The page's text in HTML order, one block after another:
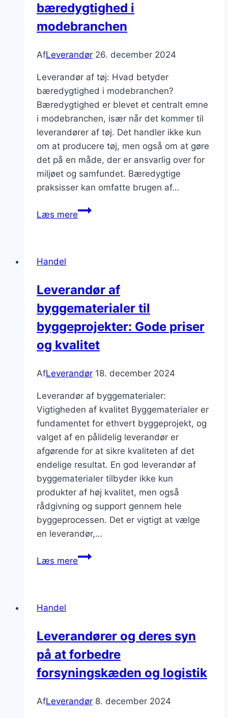
bæredygtighed i
modebranchen
AfLeverandør 26. december 2024
Leverandør af tøj: Hvad betyder
bæredygtighed i modebranchen?
Bæredygtighed er blevet et centralt emne
i modebranchen, især når det kommer til
leverandører af tøj. Det handler ikke kun
om at producere tøj, men også om at gøre
det på en måde, der er ansvarlig over for
miljøet og samfundet. Bæredygtige
praksisser kan omfatte brugen af…
Læs mereLeverandør
i
modebranchen
Handel
Leverandør af
byggematerialer til
byggeprojekter: Gode priser
og kvalitet
AfLeverandør 18. december 2024
Leverandør af byggematerialer:
Vigtigheden af kvalitet Byggematerialer er
fundamentet for ethvert byggeprojekt, og
valget af en pålidelig leverandør er
afgørende for at sikre kvaliteten af det
endelige resultat. En god leverandør af
byggematerialer tilbyder ikke kun
produkter af høj kvalitet, men også
rådgivning og support gennem hele
byggeprocessen. Det er vigtigt at vælge
en leverandør,…
Læs mereLeverandør
priser
og
kvalitet
Handel
Leverandører og deres syn
på at forbedre
forsyningskæden og logistik
AfLeverandør 8. december 2024